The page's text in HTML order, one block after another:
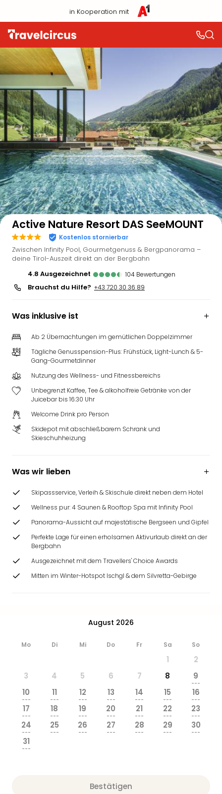
in Kooperation mit
Auf der Karte anzeigen
Active Nature Resort DAS SeeMOUNT
Kostenlos stornierbar
Zwischen Infinity Pool, Gourmetgenuss & Bergpanorama –
deine Tirol-Auszeit direkt an der Bergbahn
4.8
ausgezeichnet 104 Bewertungen
Brauchst du Hilfe? +43 720 30 36 89
Was inklusive ist
Ab 2 Übernachtungen im gemütlichen Doppelzimmer
Tägliche Genusspension-Plus: Frühstück, Light-Lunch & 5-
Gang-Gourmetdinner
Nutzung des Wellness- und Fitnessbereichs
Unbegrenzt Kaffee, Tee & alkoholfreie Getränke von der
Juicebar bis 16:30 Uhr
Welcome Drink pro Person
Skidepot mit abschließbarem Schrank und
Skieschuhheizung
Was wir lieben
Skipassservice, Verleih & Skischule direkt neben dem Hotel
Wellness pur: 4 Saunen & Rooftop Spa mit Infinity Pool
Panorama-Aussicht auf majestätische Bergseen und Gipfel
Perfekte Lage für einen erholsamen Aktivurlaub direkt an der
Bergbahn
Ausgezeichnet mit dem Travellers' Choice Awards
Mitten im Winter-Hotspot Ischgl & dem Silvretta-Gebirge
August 2026
Mo Di Mi Do Fr Sa So
1
2
3
4 5 6 7 8 9
---
10
---
11
---
12
---
13
---
14
---
15
---
16
---
17
---
18
---
19
---
20
---
21
---
22
---
23
---
24
---
25
---
26
---
27
---
28
---
29
---
30
---
31
---
Bestätigen